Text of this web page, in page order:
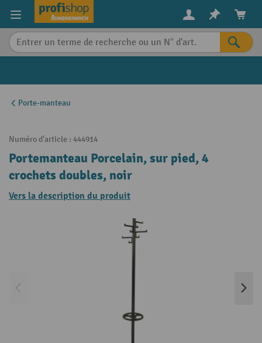
content
Porte-manteau
Numéro d'article : 444914
Portemanteau Porcelain, sur pied, 4
crochets doubles, noir
Vers la description du produit